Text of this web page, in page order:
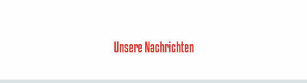
Unsere Nachrichten